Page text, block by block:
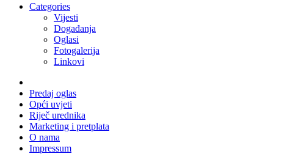
Categories
Vijesti
Događanja
Oglasi
Fotogalerija
Linkovi
Predaj oglas
Opći uvjeti
Riječ urednika
Marketing i pretplata
O nama
Impressum